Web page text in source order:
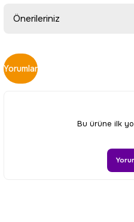
Önerileriniz
Bu ürünün fiyat bilgisi, resim,
konularda yetersiz gördüğünüz
kullanarak tarafımıza
Ürün resmi kalitesiz, bozuk
Ürün bilgilerinde hatalar
Yorumlar
Bu ürüne ilk